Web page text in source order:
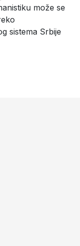
može se
sistema Srbije